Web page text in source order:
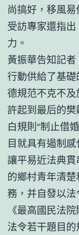
尚搞好，移風易
受訪專家還指
力。
黃振華告知記
行動供給了基
德規范不克不
許起到最后的
白規則“制止借
目就具有遏制
讓平易近法典
的鄉村青年清
務，并自發以法
《最高國民法
法令若干題目